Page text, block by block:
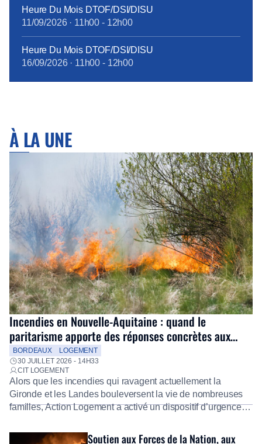
Heure Du Mois DTOF/DSI/DISU
11/09/2026· 11h00 - 12h00
Heure Du Mois DTOF/DSI/DISU
16/09/2026· 11h00 - 12h00
À LA UNE
Incendies en Nouvelle-Aquitaine : quand le
paritarisme apporte des réponses concrètes aux
salariés
BORDEAUX
LOGEMENT
30 JUILLET 2026 - 14H33
CIT LOGEMENT
Alors que les incendies qui ravagent actuellement la
Gironde et les Landes bouleversent la vie de nombreuses
familles, Action Logement a activé un dispositif d’urgence
Fidèle à sa mission d’utilité sociale, le Groupe mobilise
Soutien aux Forces de la Nation, aux